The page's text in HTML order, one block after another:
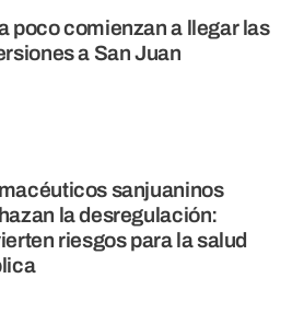
poco comienzan a llegar las
a San Juan
sanjuaninos
la desregulación:
riesgos para la salud